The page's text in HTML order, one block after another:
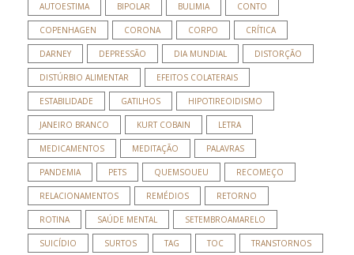
AUTOESTIMA BIPOLAR BULIMIA CONTO
COPENHAGEN CORONA CORPO CRÍTICA
DARNEY DEPRESSÃO DIA MUNDIAL DISTORÇÃO
DISTÚRBIO ALIMENTAR EFEITOS COLATERAIS
ESTABILIDADE GATILHOS HIPOTIREOIDISMO
JANEIRO BRANCO KURT COBAIN LETRA
MEDICAMENTOS MEDITAÇÃO PALAVRAS
PANDEMIA PETS QUEMSOUEU RECOMEÇO
RELACIONAMENTOS REMÉDIOS RETORNO
ROTINA SAÚDE MENTAL SETEMBROAMARELO
SUICÍDIO SURTOS TAG TOC TRANSTORNOS